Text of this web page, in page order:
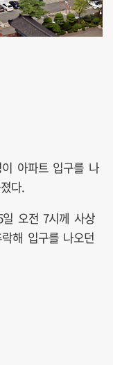
아파트 입구를 나
다.
오전 7시께 사상
해 입구를 나오던